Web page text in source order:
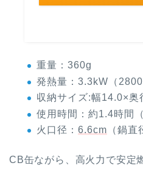
重量：360g
発熱量：3.3kW（
収納サイズ:幅14.0×
使用時間：約1.4時間
火口径： 6.6cm （鍋
CB缶ながら、高火力で安定